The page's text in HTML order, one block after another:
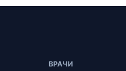
ВРАЧИ